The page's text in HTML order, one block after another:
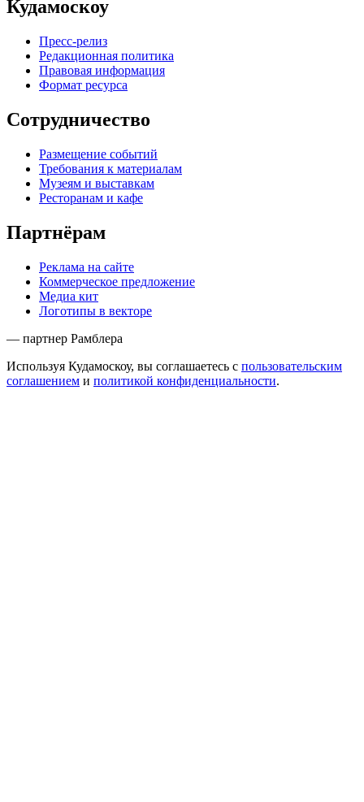
Кудамоскоу
Пресс-релиз
Редакционная политика
Правовая информация
Формат ресурса
Сотрудничество
Размещение событий
Требования к материалам
Музеям и выставкам
Ресторанам и кафе
Партнёрам
Реклама на сайте
Коммерческое предложение
Медиа кит
Логотипы в векторе
— партнер Рамблера
Используя Кудамоскоу, вы соглашаетесь с пользовательским
соглашением и политикой конфиденциальности.